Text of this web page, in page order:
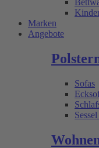
Marken
Angebote
Sofas